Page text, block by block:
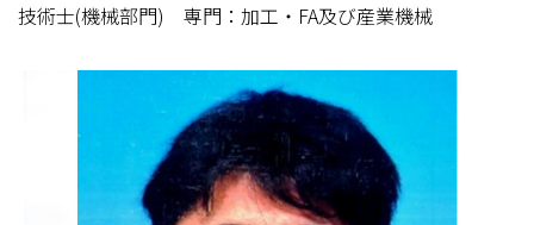
技術士(機械部門) 専門：加工・FA及び産業機械